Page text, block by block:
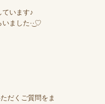
います♪
いました·͜·♡
だくご質問をま